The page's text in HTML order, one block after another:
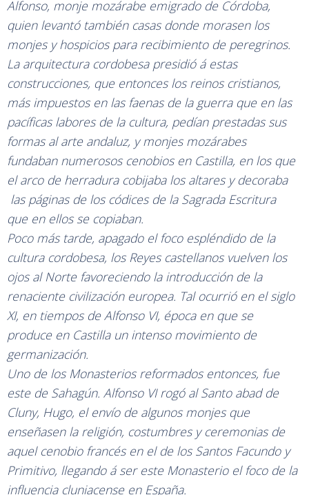
Alfonso, monje mozárabe emigrado de Córdoba,
quien levantó también casas donde morasen los
monjes y hospicios para recibimiento de peregrinos.
La arquitectura cordobesa presidió á estas
construcciones, que entonces los reinos cristianos,
más impuestos en las faenas de la guerra que en las
pacíficas labores de la cultura, pedían prestadas sus
formas al arte andaluz, y monjes mozárabes
fundaban numerosos cenobios en Castilla, en los que
el arco de herradura cobijaba los altares y decoraba
las páginas de los códices de la Sagrada Escritura
que en ellos se copiaban.
Poco más tarde, apagado el foco espléndido de la
cultura cordobesa, los Reyes castellanos vuelven los
ojos al Norte favoreciendo la introducción de la
renaciente civilización europea. Tal ocurrió en el siglo
XI, en tiempos de Alfonso VI, época en que se
produce en Castilla un intenso movimiento de
germanización.
Uno de los Monasterios reformados entonces, fue
este de Sahagún. Alfonso VI rogó al Santo abad de
Cluny, Hugo, el envío de algunos monjes que
enseñasen la religión, costumbres y ceremonias de
aquel cenobio francés en el de los Santos Facundo y
Primitivo, llegando á ser este Monasterio el foco de la
influencia cluniacense en España.